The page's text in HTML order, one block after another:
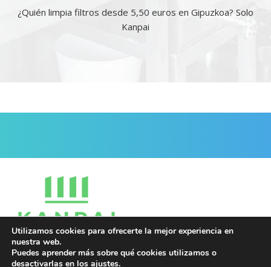
¿Quién limpia filtros desde 5,50 euros en Gipuzkoa? Solo
Kanpai
Contacto
Utilizamos cookies para ofrecerte la mejor experiencia en
nuestra web.
Puedes aprender más sobre qué cookies utilizamos o
desactivarlas en los ajustes.